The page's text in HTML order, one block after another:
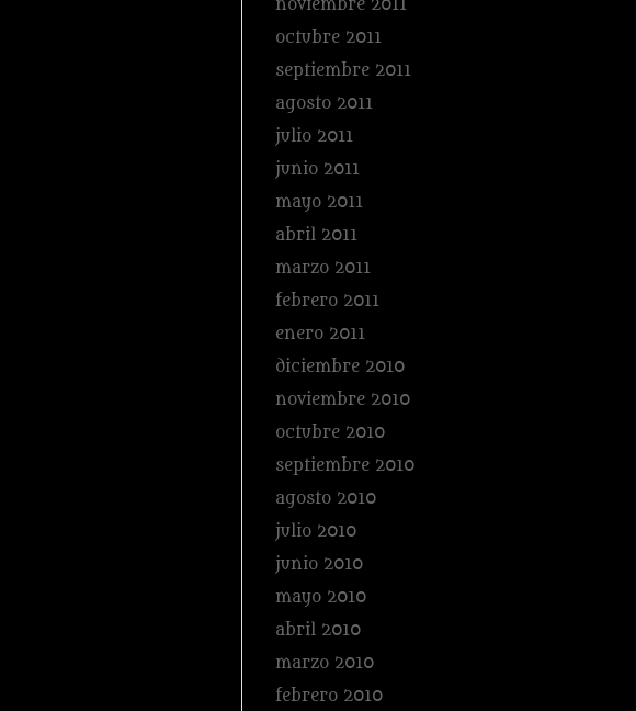
noviembre 2011
octubre 2011
septiembre 2011
agosto 2011
julio 2011
junio 2011
mayo 2011
abril 2011
marzo 2011
febrero 2011
enero 2011
diciembre 2010
noviembre 2010
octubre 2010
septiembre 2010
agosto 2010
julio 2010
junio 2010
mayo 2010
abril 2010
marzo 2010
febrero 2010